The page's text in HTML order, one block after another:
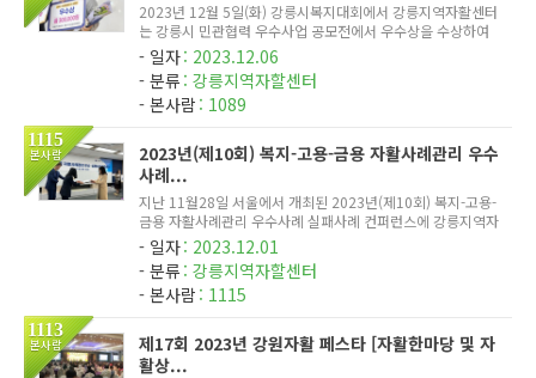
2023년 12월 5일(화) 강릉시복지대회에서 강릉지역자활센터
는 강릉시 민관협력 우수사업 공모전에서 우수상을 수상하여
금30만원의 상금까지 받게 되었답니다. 분주한 중에도 공모사
업 프로포절까지 작성하느라 수고한 최수안팀장과 이영주팀장
께 다시한번 감...
일자 2023.12.06
분류 강릉지역자할센터
본사람 1089
1115
본사람
2023년(제10회) 복지-고용-금용 자활사례관리 우수
사례...
지난 11월28일 서울에서 개최된 2023년(제10회) 복지-고용-
금용 자활사례관리 우수사례 실패사례 컨퍼런스에 강릉지역자
활센터 참여주민지원과 김수미 과장이 장려상을 수상하게 되었
습니다.
일자 2023.12.01
분류 강릉지역자할센터
본사람 1115
1113
본사람
제17회 2023년 강원자활 페스타 [자활한마당 및 자
활상...